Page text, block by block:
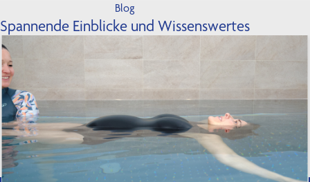
Blog
Spannende Einblicke und Wissenswertes